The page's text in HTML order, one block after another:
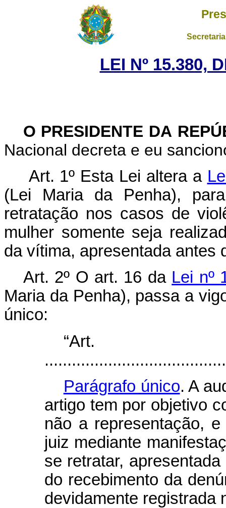
LEI Nº 15.380,
O PRESIDENTE DA
Nacional decreta e eu
Art. 1º Esta Lei altera a
(Lei Maria da Penha),
retratação nos casos de
mulher somente seja
da vítima, apresentada antes
Art. 2º O art. 16 da Lei nº
Maria da Penha), passa a
único:
Parágrafo único. A
artigo tem por objetivo
não a representação,
juiz mediante
se retratar,
do recebimento da
devidamente registrada